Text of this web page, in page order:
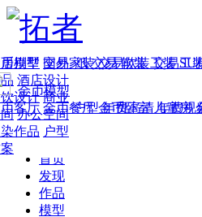
首页
发现
年费 作品 图纸 交易 软装 工装 SU
年费版块
费图纸 年费户型 年费高清 年费视
作品
别墅 国外
酒店设计
设计 商业
办公空间
作品 户型
模型
模型 交易家装 交易软装 交易工
金币模型
客厅 金币餐厅 金币卧室 儿童房